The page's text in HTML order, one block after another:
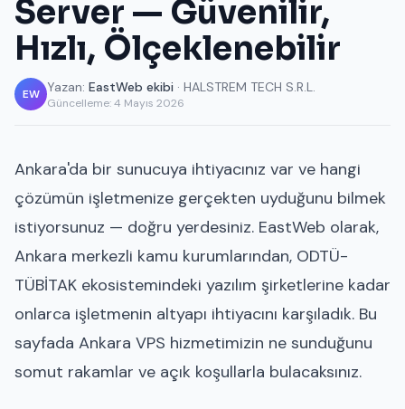
Server — Güvenilir,
Hızlı, Ölçeklenebilir
EW Yazan: EastWeb ekibi · HALSTREM TECH S.R.L.
Güncelleme:4 Mayıs 2026
Ankara'da bir sunucuya ihtiyacınız var ve hangi
çözümün işletmenize gerçekten uyduğunu bilmek
istiyorsunuz — doğru yerdesiniz. EastWeb olarak,
Ankara merkezli kamu kurumlarından, ODTÜ-
TÜBİTAK ekosistemindeki yazılım şirketlerine kadar
onlarca işletmenin altyapı ihtiyacını karşıladık. Bu
sayfada Ankara VPS hizmetimizin ne sunduğunu
somut rakamlar ve açık koşullarla bulacaksınız.